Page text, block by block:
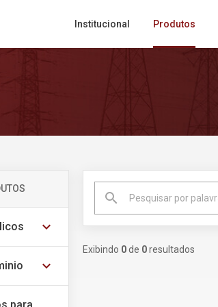
Institucional Produtos
expand_more
expand_more
search
Exibindo 0de 0resultados